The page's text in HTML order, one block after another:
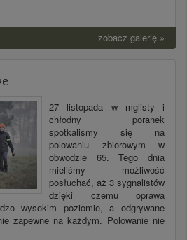
zobacz galerię »
27 listopada w mglisty i
chłodny poranek
spotkaliśmy się na
polowaniu zbiorowym w
obwodzie 65. Tego dnia
mieliśmy możliwość
posłuchać, aż 3 sygnalistów
dzięki czemu oprawa
wysokim poziomie, a odgrywane
zapewne na każdym. Polowanie nie